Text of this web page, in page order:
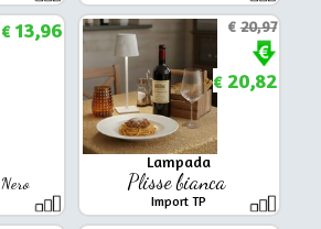
Nero
€13,96
Lampada
Plisse bianca
Import TP
€20,97
€20,82